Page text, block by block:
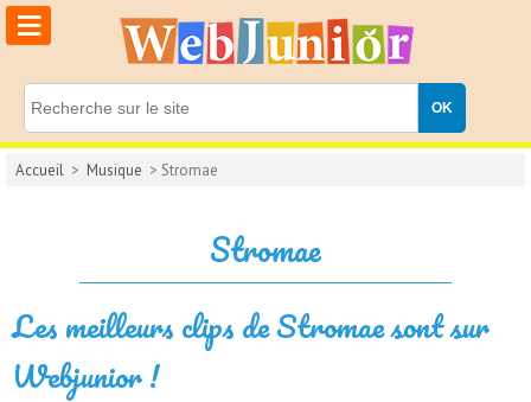
≡
Accueil > Musique > Stromae
Stromae
Les meilleurs clips de Stromae sont sur
Webjunior !